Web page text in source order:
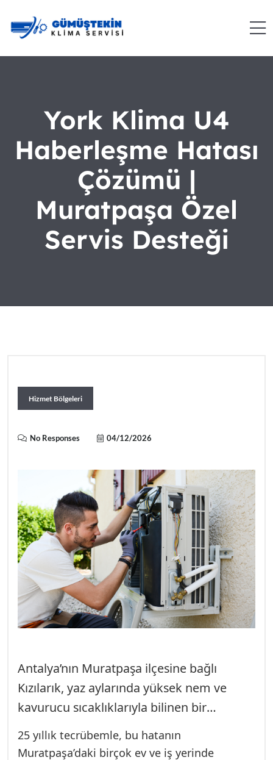
York Klima U4
Haberleşme Hatası
Çözümü |
Muratpaşa Özel
Servis Desteği
Hizmet Bölgeleri
No Responses 04/12/2026
Antalya’nın Muratpaşa ilçesine bağlı
Kızılarık, yaz aylarında yüksek nem ve
kavurucu sıcaklıklarıyla bilinen bir
bölgedir. Bu iklim koşullarında, bir
klimanın sadece lüks değil, sağlıklı bir
25 yıllık tecrübemle, bu hatanın
Muratpaşa’daki birçok ev ve iş yerinde